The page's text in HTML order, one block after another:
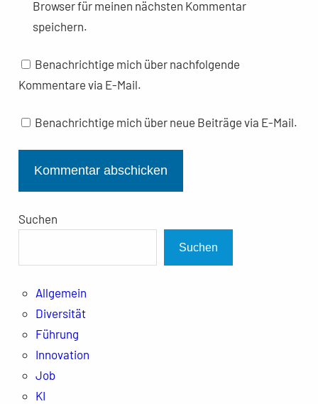
Browser für meinen nächsten Kommentar
speichern.
Benachrichtige mich über nachfolgende
Kommentare via E-Mail.
Benachrichtige mich über neue Beiträge via E-Mail.
Suchen
Suchen
Allgemein
Diversität
Führung
Innovation
Job
KI